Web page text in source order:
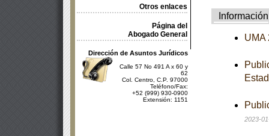
Otros enlaces
Página del
Abogado General
Dirección de Asuntos Jurídicos
Calle 57 No 491 A x 60 y
62
Col. Centro, C.P. 97000
Teléfono/Fax:
+52 (999) 930-0900
Extensión: 1151
Información
UMA
2023-